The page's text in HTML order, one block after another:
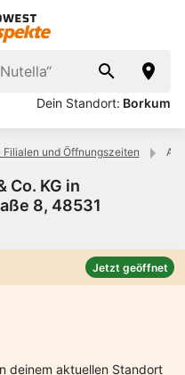
Dein Standort: Borkum
Filialen und Öffnungszeiten
Co. KG in
8, 48531
Jetzt geöffnet
deinem aktuellen Standort